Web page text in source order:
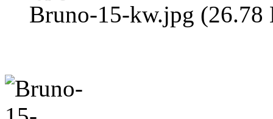
Bruno-15-kw.jpg (26.78